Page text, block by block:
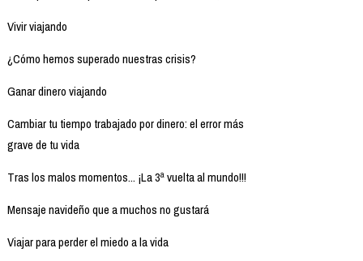
Vivir viajando
¿Cómo hemos superado nuestras crisis?
Ganar dinero viajando
Cambiar tu tiempo trabajado por dinero: el error más
grave de tu vida
Tras los malos momentos... ¡La 3ª vuelta al mundo!!!
Mensaje navideño que a muchos no gustará
Viajar para perder el miedo a la vida